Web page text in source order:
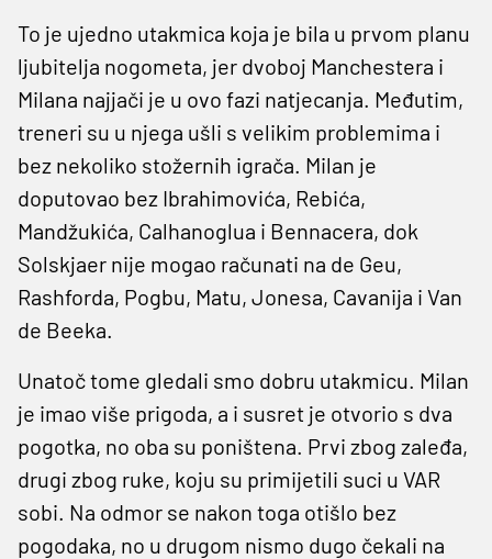
To je ujedno utakmica koja je bila u prvom planu
ljubitelja nogometa, jer dvoboj Manchestera i
Milana najjači je u ovo fazi natjecanja. Međutim,
treneri su u njega ušli s velikim problemima i
bez nekoliko stožernih igrača. Milan je
doputovao bez Ibrahimovića, Rebića,
Mandžukića, Calhanoglua i Bennacera, dok
Solskjaer nije mogao računati na de Geu,
Rashforda, Pogbu, Matu, Jonesa, Cavanija i Van
de Beeka.
Unatoč tome gledali smo dobru utakmicu. Milan
je imao više prigoda, a i susret je otvorio s dva
pogotka, no oba su poništena. Prvi zbog zaleđa,
drugi zbog ruke, koju su primijetili suci u VAR
sobi. Na odmor se nakon toga otišlo bez
pogodaka, no u drugom nismo dugo čekali na